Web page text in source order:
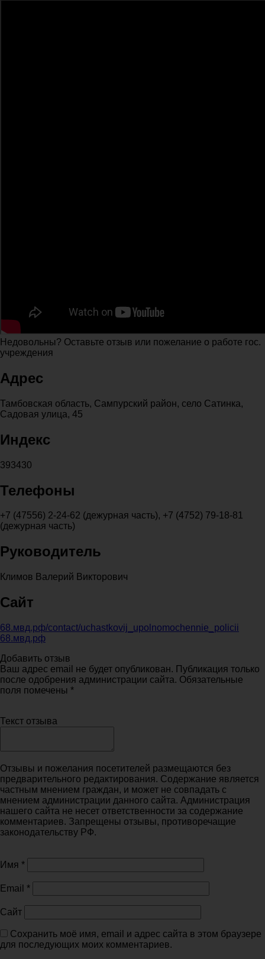
Недовольны? Оставьте отзыв или пожелание о работе гос.
учреждения
Адрес
Тамбовская область, Сампурский район, село Сатинка,
Садовая улица, 45
Индекс
393430
Телефоны
+7 (47556) 2-24-62 (дежурная часть), +7 (4752) 79-18-81
(дежурная часть)
Руководитель
Климов Валерий Викторович
Сайт
68.мвд.рф/contact/uchastkovij_upolnomochennie_policii
68.мвд.рф
Добавить отзыв
Ваш адрес email не будет опубликован. Публикация только
после одобрения администрации сайта. Обязательные
поля помечены *
Текст отзыва
Отзывы и пожелания посетителей размещаются без
предварительного редактирования. Содержание является
частным мнением граждан, и может не совпадать с
мнением администрации данного сайта. Администрация
нашего сайта не несет ответственности за содержание
комментариев. Запрещены отзывы, противоречащие
законодательству РФ.
Имя *
Email *
Сайт
Сохранить моё имя, email и адрес сайта в этом браузере
для последующих моих комментариев.